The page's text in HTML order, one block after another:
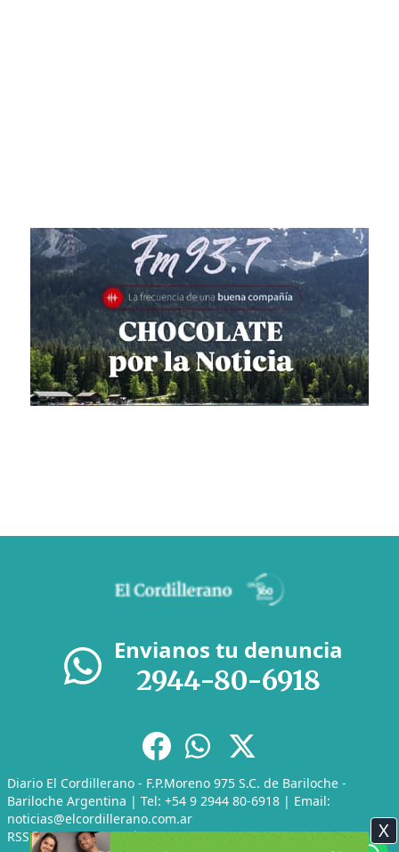
Envianos tu denuncia
2944-80-6918
Diario El Cordillerano - F.P.Moreno 975 S.C. de Bariloche -
Bariloche Argentina | Tel: +54 9 2944 80-6918 | Email:
noticias@elcordillerano.com.ar
RSS|Media Kit|Políticas de Privacidad|Archivo X